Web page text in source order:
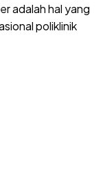
adalah hal yang
poliklinik